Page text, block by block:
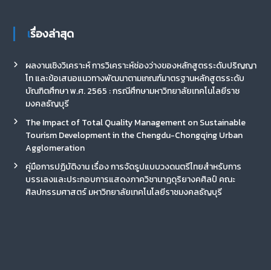
เรื่องล่าสุด
ผลงานเชิงวิเคราะห์ การวิเคราะห์ช่องว่างของหลักสูตรระดับปริญญา
โท และข้อเสนอแนวทางพัฒนาตามเกณฑ์มาตรฐานหลักสูตรระดับ
บัณฑิตศึกษา พ.ศ. 2565 : กรณีศึกษามหาวิทยาลัยเทคโนโลยีราช
มงคลธัญบุรี
The Impact of Total Quality Management on Sustainable
Tourism Development in the Chengdu-Chongqing Urban
Agglomeration
คู่มือการปฏิบัติงาน เรื่อง การจัดรูปแบบวงดนตรีไทยสำหรับการ
บรรเลงและประกอบการแสดงภาควิชานาฏดุริยางคศิลป์ คณะ
ศิลปกรรมศาสตร์ มหาวิทยาลัยเทคโนโลยีราชมงคลธัญบุรี